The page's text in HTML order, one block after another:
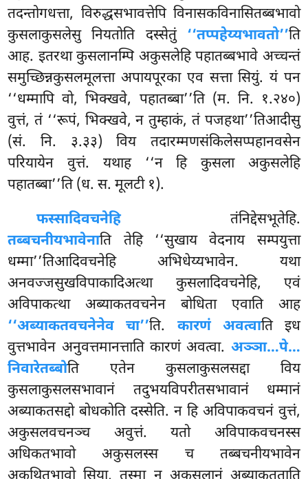
तदन्तोगधत्ता, विरुद्धसभावत्तेपि विनासकविनासितब्बभावो
कुसलाकुसलेसु नियतोति दस्सेतुं ‘‘तप्पहेय्यभावतो’’ति
आह. इतरथा कुसलानम्पि अकुसलेहि पहातब्बभावे अच्चन्तं
समुच्छिन्नकुसलमूलत्ता अपायपूरका एव सत्ता सियुं. यं पन
‘‘धम्मापि वो, भिक्खवे, पहातब्बा’’ति (म. नि. १.२४०)
वुत्तं, तं ‘‘रूपं, भिक्खवे, न तुम्हाकं, तं पजहथा’’तिआदीसु
(सं. नि. ३.३३) विय तदारम्मणसंकिलेसप्पहानवसेन
परियायेन वुत्तं. यथाह ‘‘न हि कुसला अकुसलेहि
पहातब्बा’’ति (ध. स. मूलटी १).
फस्सादिवचनेहितंनिद्देसभूतेहि.
तब्बचनीयभावेनाति तेहि ‘‘सुखाय वेदनाय सम्पयुत्ता
धम्मा’’तिआदिवचनेहि अभिधेय्यभावेन. यथा
अनवज्जसुखविपाकादिअत्था कुसलादिवचनेहि, एवं
अविपाकत्था अब्याकतवचनेन बोधिता एवाति आह
‘‘अब्याकतवचनेनेव चा’’ति. कारणं अवत्वाति इध
वुत्तभावेन अनुवत्तमानत्ताति कारणं अवत्वा. अञ्ञा…पे…
निवारेतब्बोति एतेन कुसलाकुसलसद्दा विय
कुसलाकुसलसभावानं तदुभयविपरीतसभावानं धम्मानं
अब्याकतसद्दो बोधकोति दस्सेति. न हि अविपाकवचनं वुत्तं,
अकुसलवचनञ्च अवुत्तं. यतो अविपाकवचनस्स
अधिकतभावो अकुसलस्स च तब्बचनीयभावेन